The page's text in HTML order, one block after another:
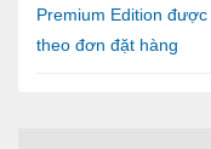
Premium Edition
theo đơn đặt hàng